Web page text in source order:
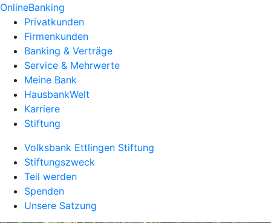
OnlineBanking
Privatkunden
Firmenkunden
Banking & Verträge
Service & Mehrwerte
Meine Bank
HausbankWelt
Karriere
Stiftung
Volksbank Ettlingen Stiftung
Stiftungszweck
Teil werden
Spenden
Unsere Satzung